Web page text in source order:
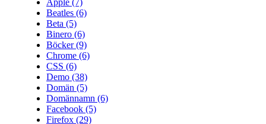
Apple (7)
Beatles (6)
Beta (5)
Binero (6)
Böcker(9)
Chrome (6)
CSS (6)
Demo (38)
Domän (5)
Domännamn (6)
Facebook (5)
Firefox (29)